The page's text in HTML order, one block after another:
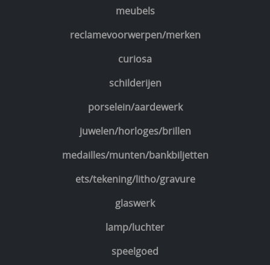
meubels
reclamevoorwerpen/merken
curiosa
schilderijen
porselein/aardewerk
juwelen/horloges/brillen
medailles/munten/bankbiljetten
ets/tekening/litho/gravure
glaswerk
lamp/luchter
speelgoed